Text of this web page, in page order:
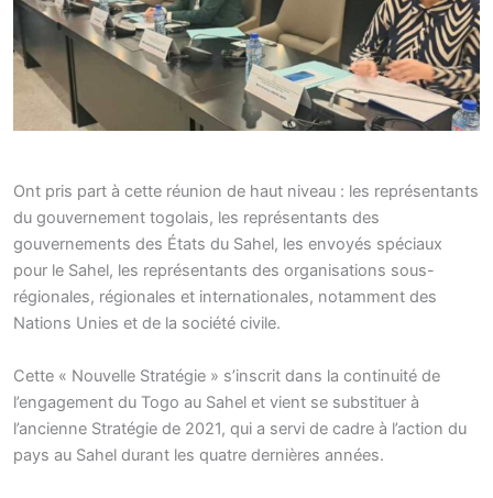
Ont pris part à cette réunion de haut niveau : les représentants
du gouvernement togolais, les représentants des
gouvernements des États du Sahel, les envoyés spéciaux
pour le Sahel, les représentants des organisations sous-
régionales, régionales et internationales, notamment des
Nations Unies et de la société civile.
Cette « Nouvelle Stratégie » s’inscrit dans la continuité de
l’engagement du Togo au Sahel et vient se substituer à
l’ancienne Stratégie de 2021, qui a servi de cadre à l’action du
pays au Sahel durant les quatre dernières années.